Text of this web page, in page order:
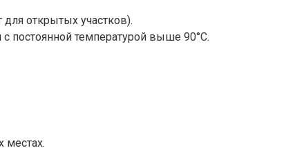
для открытых участков).
постоянной температурой выше 90°C.
местах.